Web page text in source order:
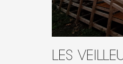
Les